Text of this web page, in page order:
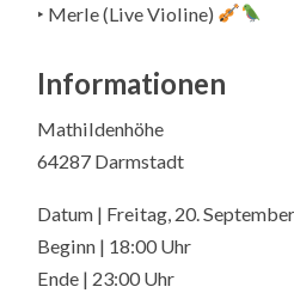
‣ Merle (Live Violine)
Informationen
Mathildenhöhe
64287 Darmstadt
Datum | Freitag, 20.
Beginn | 18:00 Uhr
Ende | 23:00 Uhr